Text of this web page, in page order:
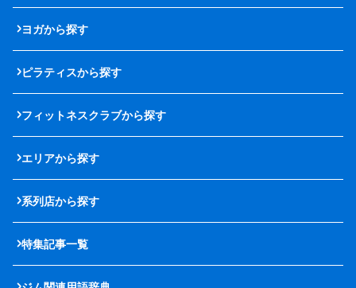
ヨガから探す
ピラティスから探す
フィットネスクラブから探す
エリアから探す
系列店から探す
特集記事一覧